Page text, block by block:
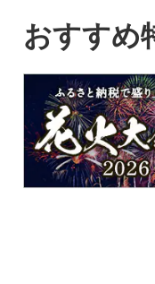
おすすめ